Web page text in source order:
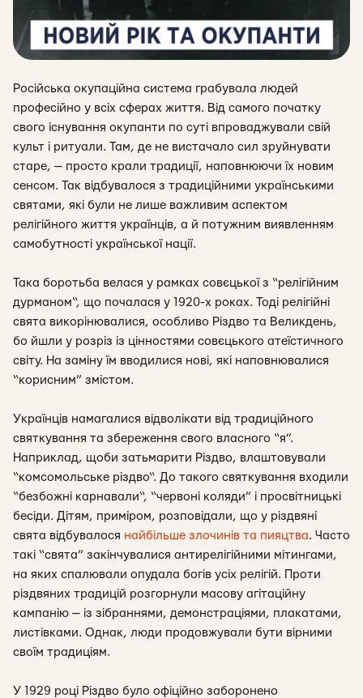
Російська окупаційна система грабувала людей
професійно у всіх сферах життя. Від самого початку
свого існування окупанти по суті впроваджували свій
культ і ритуали. Там, де не вистачало сил зруйнувати
старе, — просто крали традиції, наповнюючи їх новим
сенсом. Так відбувалося з традиційними українськими
святами, які були не лише важливим аспектом
релігійного життя українців, а й потужним виявленням
самобутності української нації.
Така боротьба велася у рамках совєцької з “релігійним
дурманом“, що почалася у 1920-х роках. Тоді релігійні
свята викорінювалися, особливо Різдво та Великдень,
бо йшли у розріз із цінностями совєцького атеїстичного
світу. На заміну їм вводилися нові, які наповнювалися
“корисним” змістом.
Українців намагалися відволікати від традиційного
святкування та збереження свого власного “я”.
Наприклад, щоби затьмарити Різдво, влаштовували
“комсомольське різдво“. До такого святкування входили
“безбожні карнавали“, “червоні коляди” і просвітницькі
бесіди. Дітям, приміром, розповідали, що у різдвяні
свята відбувалося найбільше злочинів та пияцтва. Часто
такі “свята” закінчувалися антирелігійними мітингами,
на яких спалювали опудала богів усіх релігій. Проти
різдвяних традицій розгорнули масову агітаційну
кампанію — із зібраннями, демонстраціями, плакатами,
листівками. Однак, люди продовжували бути вірними
своїм традиціям.
У 1929 році Різдво було офіційно заборонено